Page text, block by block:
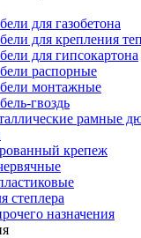
для газобетона
для крепления
для гипсокартона
распорные
монтажные
гвоздь
рамные
крепеж
степлера
назначения